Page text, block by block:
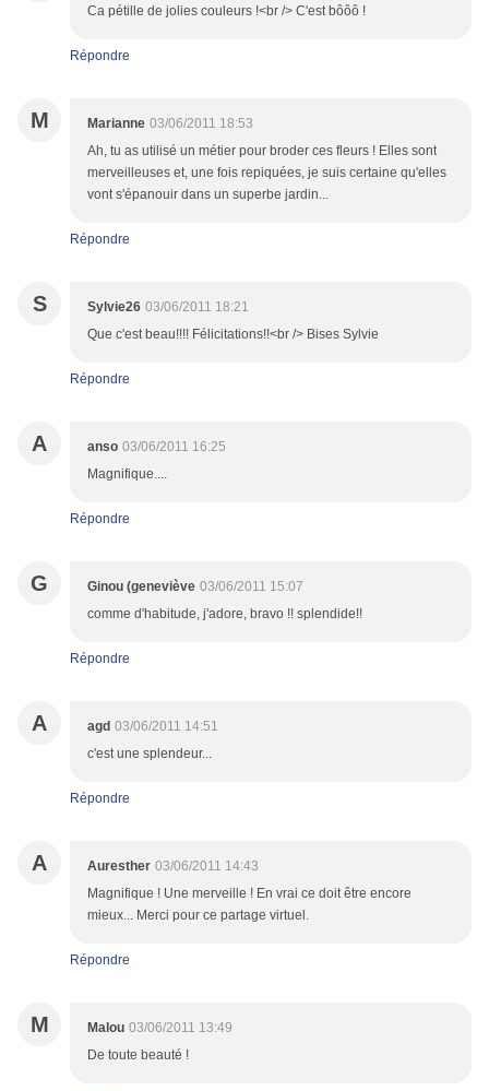
Ca pétille de jolies couleurs !<br /> C'est bôôô !
Répondre
M Marianne 03/06/2011 18:53
Ah, tu as utilisé un métier pour broder ces fleurs ! Elles sont
merveilleuses et, une fois repiquées, je suis certaine qu'elles
vont s'épanouir dans un superbe jardin...
Répondre
S Sylvie26 03/06/2011 18:21
Que c'est beau!!!! Félicitations!!<br /> Bises Sylvie
Répondre
A anso 03/06/2011 16:25
Magnifique....
Répondre
G Ginou (geneviève 03/06/2011 15:07
comme d'habitude, j'adore, bravo !! splendide!!
Répondre
A agd 03/06/2011 14:51
c'est une splendeur...
Répondre
A Auresther 03/06/2011 14:43
Magnifique ! Une merveille ! En vrai ce doit être encore
mieux... Merci pour ce partage virtuel.
Répondre
M Malou 03/06/2011 13:49
De toute beauté !